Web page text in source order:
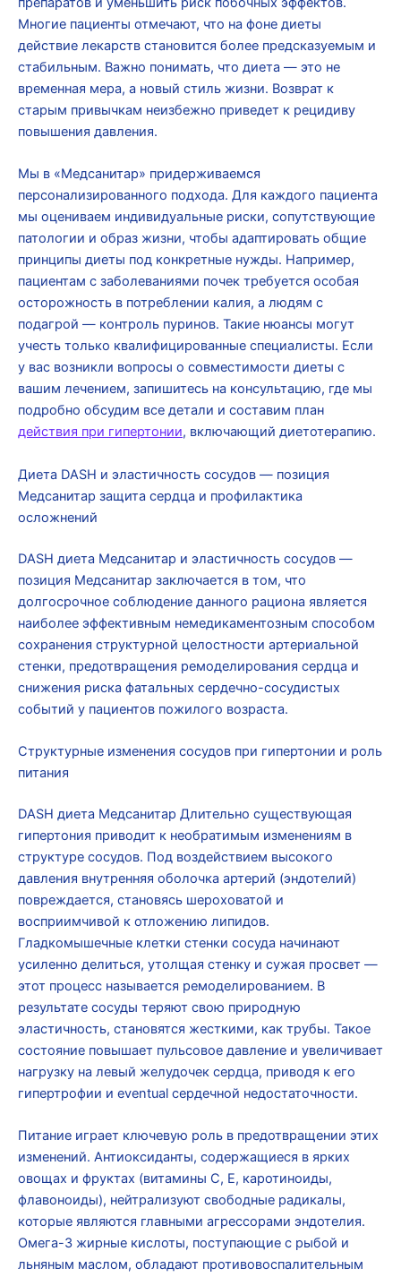
Многие пациенты отмечают, что на фоне диеты
действие лекарств становится более предсказуемым и
стабильным. Важно понимать, что диета — это не
временная мера, а новый стиль жизни. Возврат к
старым привычкам неизбежно приведет к рецидиву
повышения давления.
Мы в «Медсанитар» придерживаемся
персонализированного подхода. Для каждого пациента
мы оцениваем индивидуальные риски, сопутствующие
патологии и образ жизни, чтобы адаптировать общие
принципы диеты под конкретные нужды. Например,
пациентам с заболеваниями почек требуется особая
осторожность в потреблении калия, а людям с
подагрой — контроль пуринов. Такие нюансы могут
учесть только квалифицированные специалисты. Если
у вас возникли вопросы о совместимости диеты с
вашим лечением, запишитесь на консультацию, где мы
подробно обсудим все детали и составим план
действия при гипертонии, включающий диетотерапию.
Диета DASH и эластичность сосудов — позиция
Медсанитар защита сердца и профилактика
осложнений
DASH диета Медсанитар и эластичность сосудов —
позиция Медсанитар заключается в том, что
долгосрочное соблюдение данного рациона является
наиболее эффективным немедикаментозным способом
сохранения структурной целостности артериальной
стенки, предотвращения ремоделирования сердца и
снижения риска фатальных сердечно-сосудистых
событий у пациентов пожилого возраста.
Структурные изменения сосудов при гипертонии и роль
питания
DASH диета Медсанитар Длительно существующая
гипертония приводит к необратимым изменениям в
структуре сосудов. Под воздействием высокого
давления внутренняя оболочка артерий (эндотелий)
повреждается, становясь шероховатой и
восприимчивой к отложению липидов.
Гладкомышечные клетки стенки сосуда начинают
усиленно делиться, утолщая стенку и сужая просвет —
этот процесс называется ремоделированием. В
результате сосуды теряют свою природную
эластичность, становятся жесткими, как трубы. Такое
состояние повышает пульсовое давление и увеличивает
нагрузку на левый желудочек сердца, приводя к его
гипертрофии и eventual сердечной недостаточности.
Питание играет ключевую роль в предотвращении этих
изменений. Антиоксиданты, содержащиеся в ярких
овощах и фруктах (витамины С, Е, каротиноиды,
флавоноиды), нейтрализуют свободные радикалы,
которые являются главными агрессорами эндотелия.
Омега-3 жирные кислоты, поступающие с рыбой и
льняным маслом, обладают противовоспалительным